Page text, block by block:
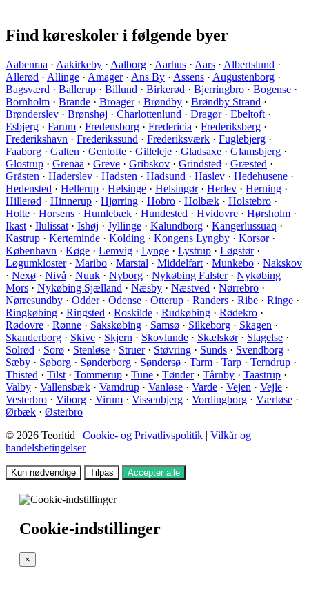
Find køreskoler i følgende byer
Aabenraa · Aakirkeby · Aalborg · Aarhus · Aars · Albertslund ·
Allerød · Allinge · Amager· Ans By · Assens · Augustenborg ·
Bagsværd · Ballerup · Billund · Birkerød · Bjerringbro · Bogense ·
Bornholm · Brande · Broager· Brøndby · Brøndby Strand ·
Brønderslev · Brønshøj · Charlottenlund · Dragør· Ebeltoft ·
Esbjerg · Farum · Fredensborg · Fredericia · Frederiksberg ·
Frederikshavn · Frederikssund · Frederiksværk · Fuglebjerg ·
Faaborg · Galten · Gentofte · Gilleleje · Gladsaxe · Glamsbjerg ·
Glostrup · Grenaa · Greve · Gribskov · Grindsted · Græsted ·
Gråsten · Haderslev · Hadsten · Hadsund · Haslev · Hedehusene ·
Hedensted · Hellerup · Helsinge · Helsingør· Herlev · Herning ·
Hillerød · Hinnerup · Hjørring · Hobro · Holbæk · Holstebro ·
Holte · Horsens · Humlebæk · Hundested · Hvidovre · Hørsholm ·
Ikast · Ilulissat · Ishøj · Jyllinge · Kalundborg · Kangerlussuaq ·
Kastrup · Kerteminde · Kolding · Kongens Lyngby · Korsør·
København · Køge · Lemvig · Lynge · Lystrup · Løgstør·
Løgumkloster· Maribo · Marstal · Middelfart · Munkebo · Nakskov
· Nexø · Nivå · Nuuk · Nyborg · Nykøbing Falster· Nykøbing
Mors · Nykøbing Sjælland · Næsby · Næstved · Nørrebro ·
Nørresundby · Odder· Odense · Otterup · Randers · Ribe · Ringe ·
Ringkøbing · Ringsted · Roskilde · Rudkøbing · Rødekro ·
Rødovre · Rønne · Sakskøbing · Samsø · Silkeborg · Skagen ·
Skanderborg · Skive · Skjern · Skovlunde · Skælskør· Slagelse ·
Solrød · Sorø · Stenløse · Struer· Støvring · Sunds · Svendborg ·
Sæby · Søborg · Sønderborg · Søndersø · Tarm · Tarp · Terndrup ·
Thisted · Tilst · Tommerup · Tune · Tønder· Tårnby · Taastrup ·
Valby · Vallensbæk · Vamdrup · Vanløse · Varde · Vejen · Vejle ·
Vesterbro · Viborg · Virum · Vissenbjerg · Vordingborg · Værløse ·
Ørbæk · Østerbro
© 2026 Teoritid | Cookie- og Privatlivspolitik | Vilkår og
handelsbetingelser
Kun nødvendige Tilpas Accepter alle
Cookie-indstillinger
×